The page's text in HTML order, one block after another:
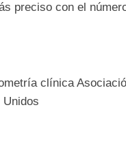
preciso con el